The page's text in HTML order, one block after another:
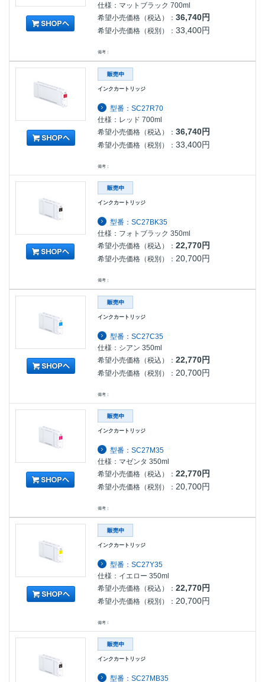
仕様：マットブラック 700ml
希望小売価格（税込）： 36,740円
希望小売価格（税別）： 33,400円
備考：
インクカートリッジ
型番：SC27R70
仕様：レッド 700ml
希望小売価格（税込）：36,740円
希望小売価格（税別）：33,400円
備考：
インクカートリッジ
型番：SC27BK35
仕様：フォトブラック 350ml
希望小売価格（税込）： 22,770円
希望小売価格（税別）： 20,700円
備考：
インクカートリッジ
型番：SC27C35
仕様：シアン 350ml
希望小売価格（税込）：22,770円
希望小売価格（税別）： 20,700円
備考：
インクカートリッジ
型番：SC27M35
仕様：マゼンタ 350ml
希望小売価格（税込）： 22,770円
希望小売価格（税別）： 20,700円
備考：
インクカートリッジ
型番：SC27Y35
仕様：イエロー 350ml
希望小売価格（税込）：22,770円
希望小売価格（税別）： 20,700円
備考：
インクカートリッジ
型番：SC27MB35